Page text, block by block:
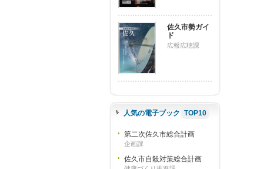
佐久市勢ガイ
ド
広報広聴課
人気の電子ブック TOP10
第二次佐久市総合計画
企画課
佐久市自殺対策総合計画